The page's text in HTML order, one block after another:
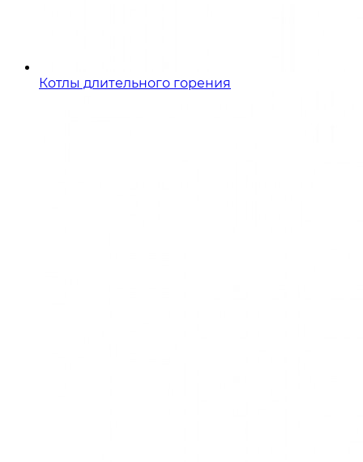
Котлы длительного горения